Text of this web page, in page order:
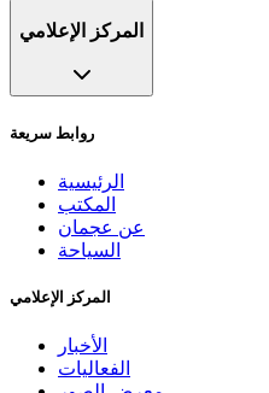
المركز الإعلامي
روابط سريعة
الرئيسية
المكتب
عن عجمان
السياحة
المركز الإعلامي
الأخبار
الفعاليات